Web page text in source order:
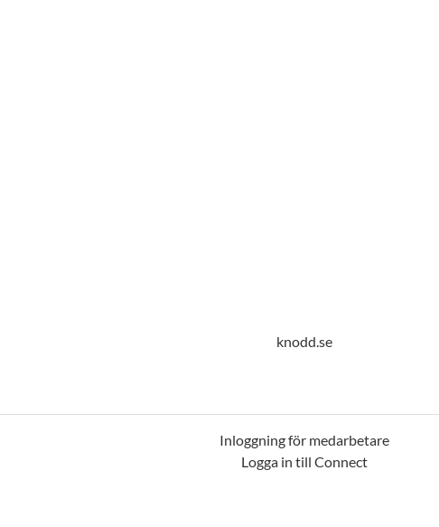
knodd.se
Inloggning för medarbetare
Logga in till Connect